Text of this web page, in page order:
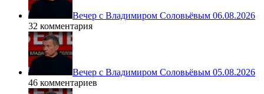
Вечер с Владимиром Соловьёвым 06.08.2026
32 комментария
Вечер с Владимиром Соловьёвым 05.08.2026
46 комментариев